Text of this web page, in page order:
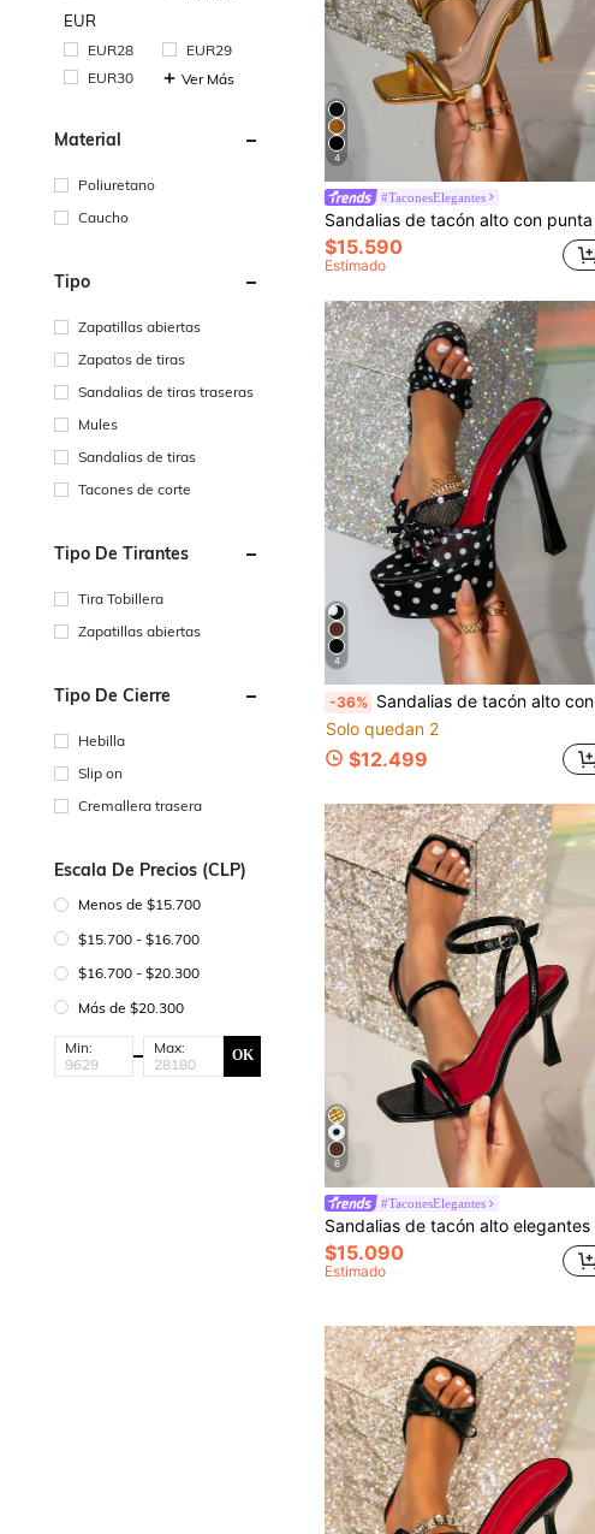
EUR
EUR28
EUR29
EUR30
Ver Más
Material
Poliuretano
Caucho
Tipo
Zapatillas abiertas
Zapatos de tiras
Sandalias de tiras traseras
Mules
Sandalias de tiras
Tacones de corte
Tipo De Tirantes
Tira Tobillera
Zapatillas abiertas
Tipo De Cierre
Hebilla
Slip on
Cremallera trasera
Escala De Precios (CLP)
Menos de $15.700
$15.700 - $16.700
$16.700 - $20.300
Más de $20.300
Min: Max: OK
4
#TaconesElegantes
$15.590
Estimado
4
-36% Sandalias de tacón alto con plataforma gruesa, punta redonda, malla negra & blanca, lazo rojo, glamurosas para fiesta, adecuadas para salir, para mujer
Solo quedan 2
$12.499
6
#TaconesElegantes
$15.090
Estimado